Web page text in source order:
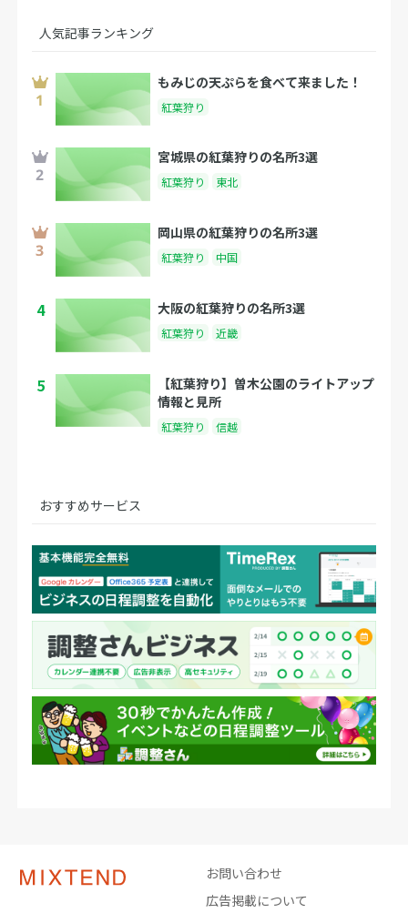
人気記事ランキング
もみじの天ぷらを食べて来ました！
紅葉狩り
宮城県の紅葉狩りの名所3選
紅葉狩り 東北
岡山県の紅葉狩りの名所3選
紅葉狩り 中国
4 大阪の紅葉狩りの名所3選
紅葉狩り 近畿
5
【紅葉狩り】曽木公園のライトアップ
情報と見所
紅葉狩り 信越
おすすめサービス
お問い合わせ
広告掲載について